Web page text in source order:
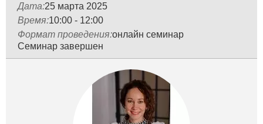
Дата:25 мартa 2025
Время:10:00 - 12:00
Формат проведения:онлайн семинар
Семинар завершен